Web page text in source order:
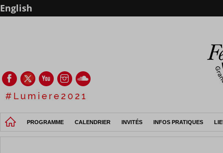
English
PROGRAMME CALENDRIER INVITÉS INFOS PRATIQUES